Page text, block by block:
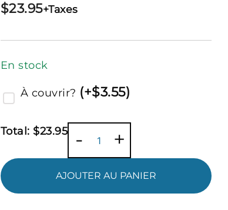
$23.95+Taxes
En stock
À couvrir? (+$3.55)
Total: $23.95 -
quantité
+
AJOUTER AU PANIER